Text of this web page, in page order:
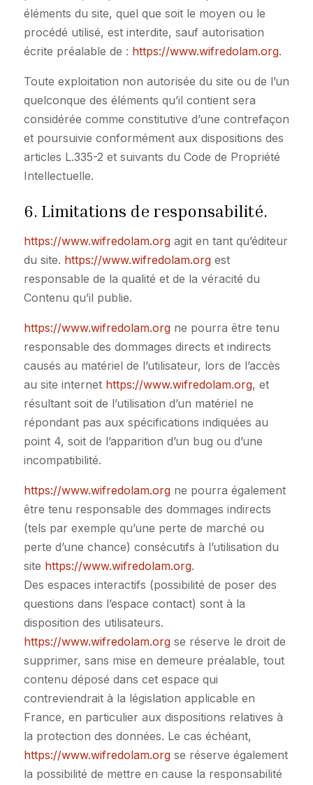
éléments du site, quel que soit le moyen ou le
procédé utilisé, est interdite, sauf autorisation
écrite préalable de : https://www.wifredolam.org.
Toute exploitation non autorisée du site ou de l’un
quelconque des éléments qu’il contient sera
considérée comme constitutive d’une contrefaçon
et poursuivie conformément aux dispositions des
articles L.335-2 et suivants du Code de Propriété
Intellectuelle.
6. Limitations de responsabilité.
https://www.wifredolam.orgagit en tant qu’éditeur
du site. https://www.wifredolam.orgest
responsable de la qualité et de la véracité du
Contenu qu’il publie.
https://www.wifredolam.orgne pourra être tenu
responsable des dommages directs et indirects
causés au matériel de l’utilisateur, lors de l’accès
au site internet https://www.wifredolam.org, et
résultant soit de l’utilisation d’un matériel ne
répondant pas aux spécifications indiquées au
point 4, soit de l’apparition d’un bug ou d’une
incompatibilité.
https://www.wifredolam.orgne pourra également
être tenu responsable des dommages indirects
(tels par exemple qu’une perte de marché ou
perte d’une chance) consécutifs à l’utilisation du
site https://www.wifredolam.org.
Des espaces interactifs (possibilité de poser des
questions dans l’espace contact) sont à la
disposition des utilisateurs.
https://www.wifredolam.orgse réserve le droit de
supprimer, sans mise en demeure préalable, tout
contenu déposé dans cet espace qui
contreviendrait à la législation applicable en
France, en particulier aux dispositions relatives à
la protection des données. Le cas échéant,
https://www.wifredolam.orgse réserve également
la possibilité de mettre en cause la responsabilité